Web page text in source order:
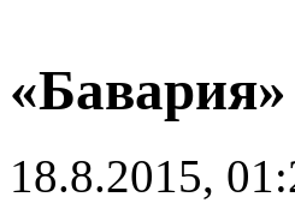
18.8.2015,